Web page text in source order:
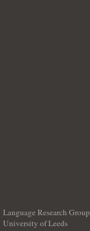
Language Research Group
University of Leeds